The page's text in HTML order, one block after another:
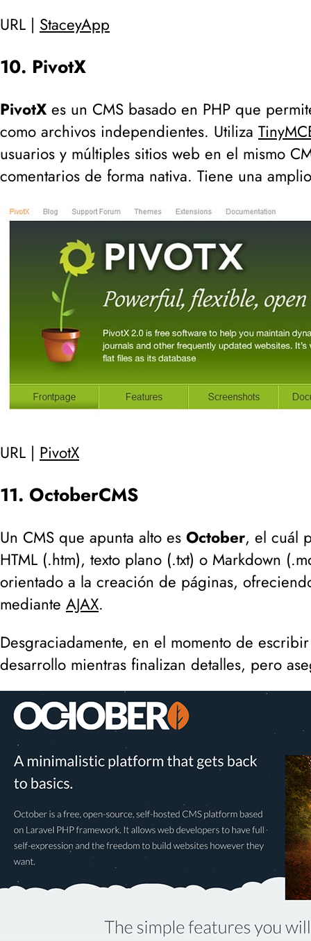
URL | StaceyApp
10. PivotX
PivotX es un CMS basado en PHP que
como archivos independientes. Utiliza
usuarios y múltiples sitios web en el mismo
comentarios de forma nativa. Tiene una
URL | PivotX
11. OctoberCMS
Un CMS que apunta alto es October, el cuál
HTML (.htm), texto plano (.txt) o Markdown (
orientado a la creación de páginas,
mediante AJAX.
Desgraciadamente, en el momento de
desarrollo mientras finalizan detalles, pero